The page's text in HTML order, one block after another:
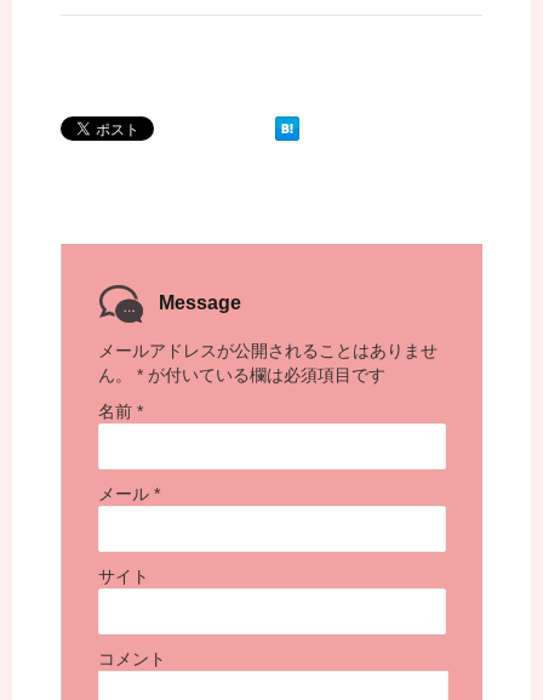
Message
メールアドレスが公開されることはありませ
ん。
* が付いている欄は必須項目です
名前 *
メール *
サイト
コメント